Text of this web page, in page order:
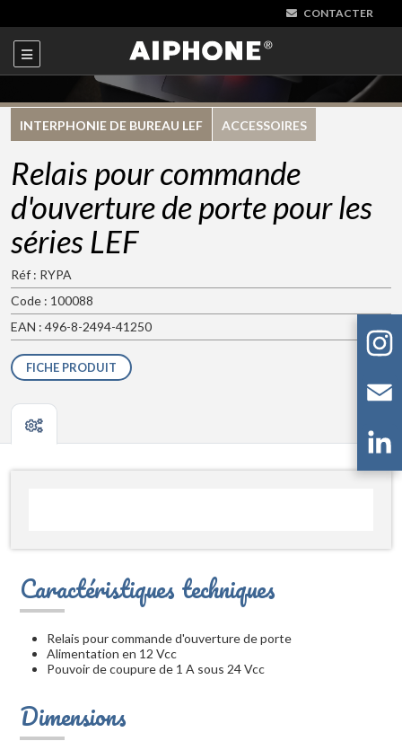
CONTACTER
INTERPHONIE DE BUREAU LEF ACCESSOIRES
Relais pour commande
d'ouverture de porte pour les
séries LEF
Réf : RYPA
Code : 100088
EAN : 496-8-2494-41250
FICHE PRODUIT
Caractéristiques techniques
Relais pour commande d'ouverture de porte
Alimentation en 12 Vcc
Pouvoir de coupure de 1 A sous 24 Vcc
Dimensions